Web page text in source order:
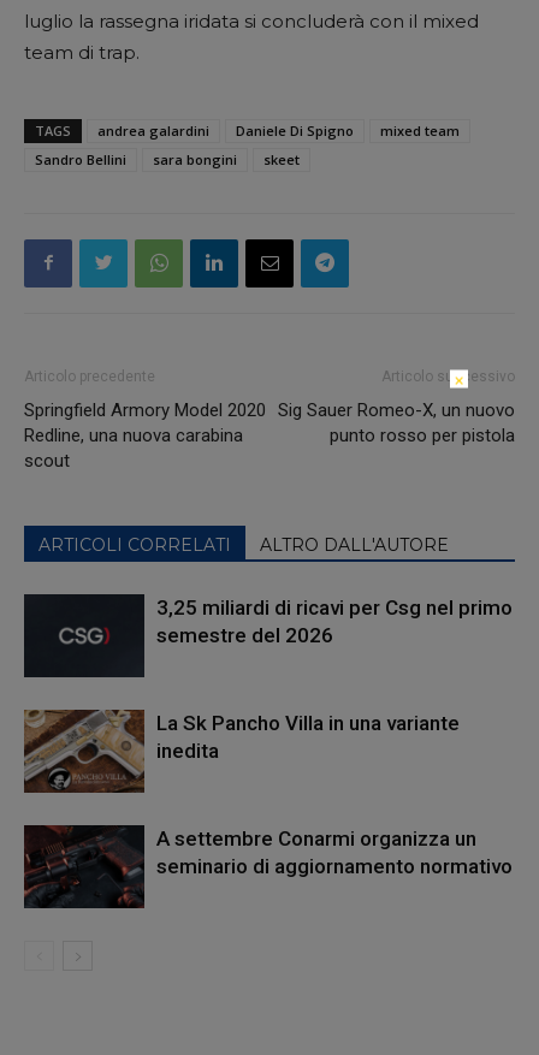
luglio la rassegna iridata si concluderà con il mixed
team di trap.
TAGS andrea galardini Daniele Di Spigno
mixed team
Sandro Bellini
sara bongini skeet
Articolo precedente
Springfield Armory Model 2020
Redline, una nuova carabina
scout
Articolo successivo
Sig Sauer Romeo-X, un nuovo
punto rosso per pistola
ARTICOLI CORRELATI ALTRO DALL'AUTORE
3,25 miliardi di ricavi per Csg nel primo
semestre del 2026
La Sk Pancho Villa in una variante
inedita
A settembre Conarmi organizza un
seminario di aggiornamento normativo
×